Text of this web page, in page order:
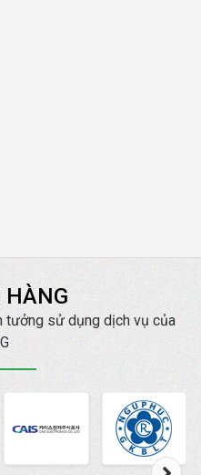
HÀNG
tưởng sử dụng dịch vụ của